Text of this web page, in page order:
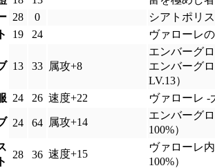
28 0
シアトポリ
19 24 ヴァローレ
13 33 属攻+8
エンバーグ
エンバーグ
LV.13）
24 26 速度+22 ヴァローレ -
24 64 属攻+14
エンバーグ
100%）
ト
28 36 速度+15
ヴァローレ
100%）